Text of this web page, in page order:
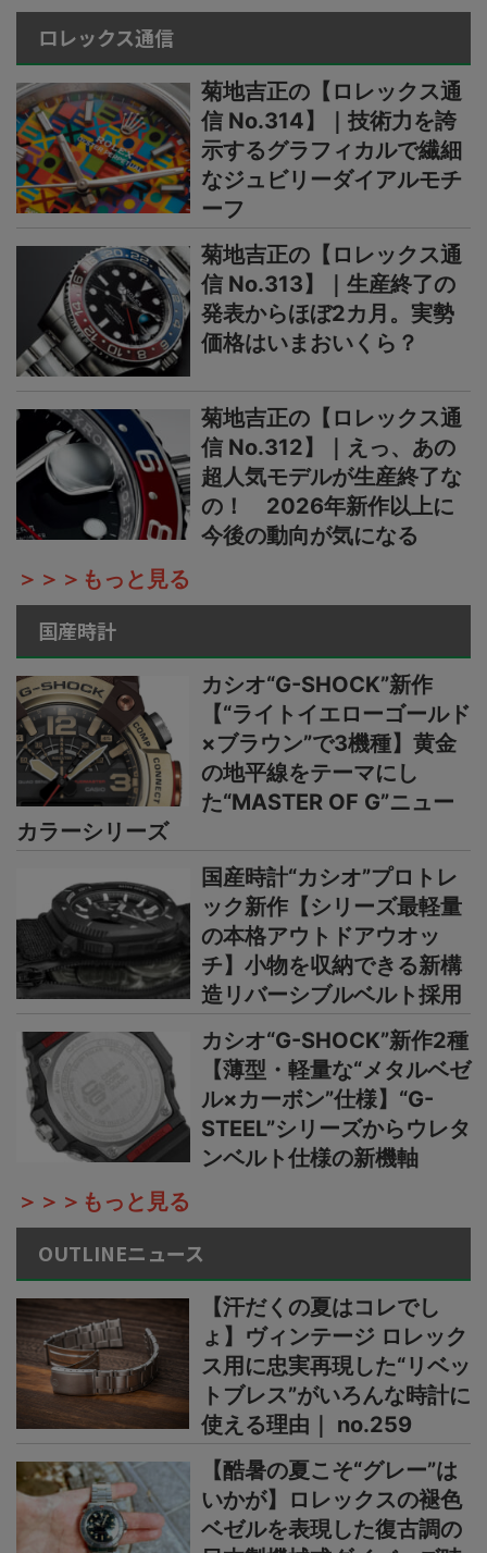
ロレックス通信
菊地吉正の【ロレックス通
信 No.314】｜技術力を誇
示するグラフィカルで繊細
なジュビリーダイアルモチ
ーフ
菊地吉正の【ロレックス通
信 No.313】｜生産終了の
発表からほぼ2カ月。実勢
価格はいまおいくら？
菊地吉正の【ロレックス通
信 No.312】｜えっ、あの
超人気モデルが生産終了な
の！ 2026年新作以上に
今後の動向が気になる
＞＞＞もっと見る
国産時計
カシオ“G-SHOCK”新作
【“ライトイエローゴールド
×ブラウン”で3機種】黄金
の地平線をテーマにし
た“MASTER OF G”ニュー
カラーシリーズ
国産時計“カシオ”プロトレ
ック新作【シリーズ最軽量
の本格アウトドアウオッ
チ】小物を収納できる新構
造リバーシブルベルト採用
カシオ“G-SHOCK”新作2種
【薄型・軽量な“メタルベゼ
ル×カーボン”仕様】“G-
STEEL”シリーズからウレタ
ンベルト仕様の新機軸
＞＞＞もっと見る
OUTLINEニュース
【汗だくの夏はコレでし
ょ】ヴィンテージ ロレック
ス用に忠実再現した“リベッ
トブレス”がいろんな時計に
使える理由｜ no.259
【酷暑の夏こそ“グレー”は
いかが】ロレックスの褪色
ベゼルを表現した復古調の